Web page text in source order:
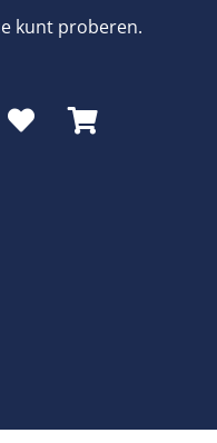
kunt proberen.